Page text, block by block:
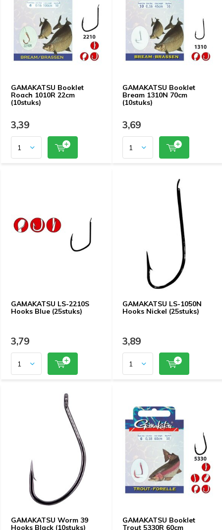
GAMAKATSU Booklet
Roach 1010R 22cm
(10stuks)
3,39
GAMAKATSU Booklet
Bream 1310N 70cm
(10stuks)
3,69
GAMAKATSU LS-2210S
Hooks Blue (25stuks)
3,79
GAMAKATSU LS-1050N
Hooks Nickel (25stuks)
3,89
GAMAKATSU Worm 39
Hooks Black (10stuks)
GAMAKATSU Booklet
Trout 5330R 60cm